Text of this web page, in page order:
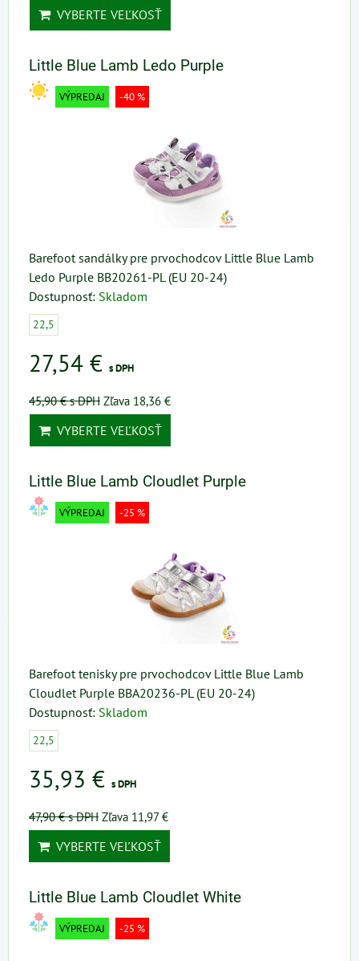
VYBERTE VEĽKOSŤ
Little Blue Lamb Ledo Purple
VÝPREDAJ -40 %
Barefoot sandálky pre prvochodcov Little Blue Lamb
Ledo Purple BB20261-PL (EU 20-24)
Dostupnosť: Skladom
22,5
27,54 € s DPH
45,90 €s DPH Zľava 18,36 €
VYBERTE VEĽKOSŤ
Little Blue Lamb Cloudlet Purple
VÝPREDAJ -25 %
Barefoot tenisky pre prvochodcov Little Blue Lamb
Cloudlet Purple BBA20236-PL (EU 20-24)
Dostupnosť: Skladom
22,5
35,93 € s DPH
47,90 €s DPH Zľava 11,97 €
VYBERTE VEĽKOSŤ
Little Blue Lamb Cloudlet White
VÝPREDAJ -25 %